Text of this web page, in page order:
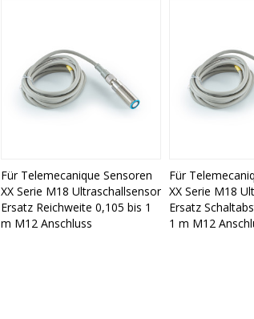
Für Telemecanique Sensoren
XX Serie M18 Ultraschallsensor
Ersatz Reichweite 0,105 bis 1
m M12 Anschluss
Für
XX Serie M18
Ersatz
1 m M12